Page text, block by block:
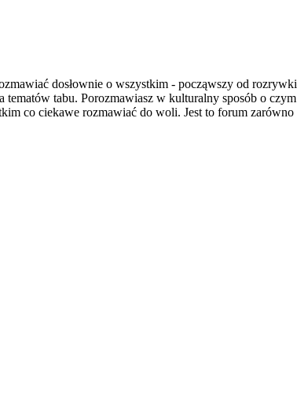
dosłownie o wszystkim - począwszy od
tabu. Porozmawiasz w kulturalny sposób o
co ciekawe rozmawiać do woli. Jest to forum